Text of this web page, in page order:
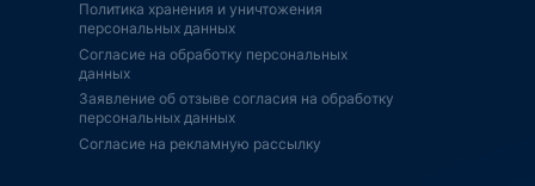
Политика хранения и уничтожения
персональных данных
Согласие на обработку персональных
данных
Заявление об отзыве согласия на обработку
персональных данных
Согласие на рекламную рассылку